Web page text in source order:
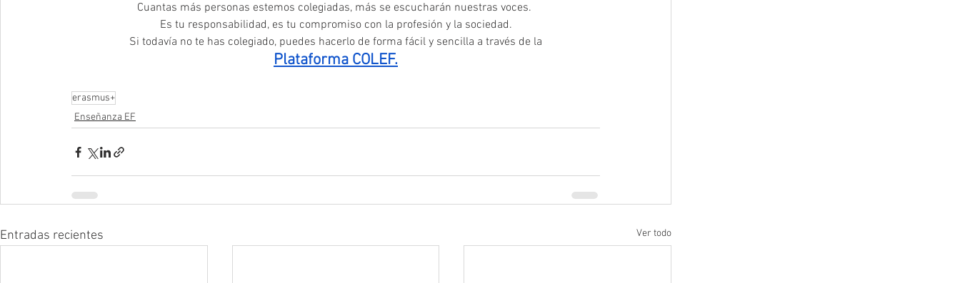
Cuantas más personas estemos colegiadas, más se escucharán nuestras voces.
Es tu responsabilidad, es tu compromiso con la profesión y la sociedad.
Si todavía no te has colegiado, puedes hacerlo de forma fácil y sencilla a través de la
Plataforma COLEF.
erasmus+
Enseñanza EF
Entradas recientes Ver todo